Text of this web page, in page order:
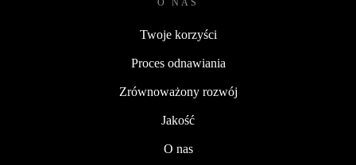
O NAS
Twoje korzyści
Proces odnawiania
Zrównoważony rozwój
Jakość
O nas